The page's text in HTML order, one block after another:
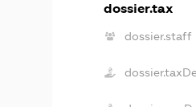
dossier.tax
dossier.staff